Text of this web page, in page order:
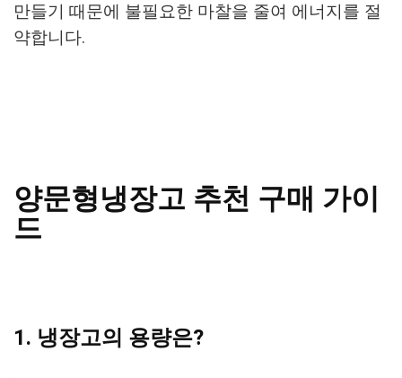
만들기 때문에 불필요한 마찰을 줄여 에너지를 절
약합니다.
양문형냉장고 추천 구매 가이
드
1. 냉장고의 용량은?